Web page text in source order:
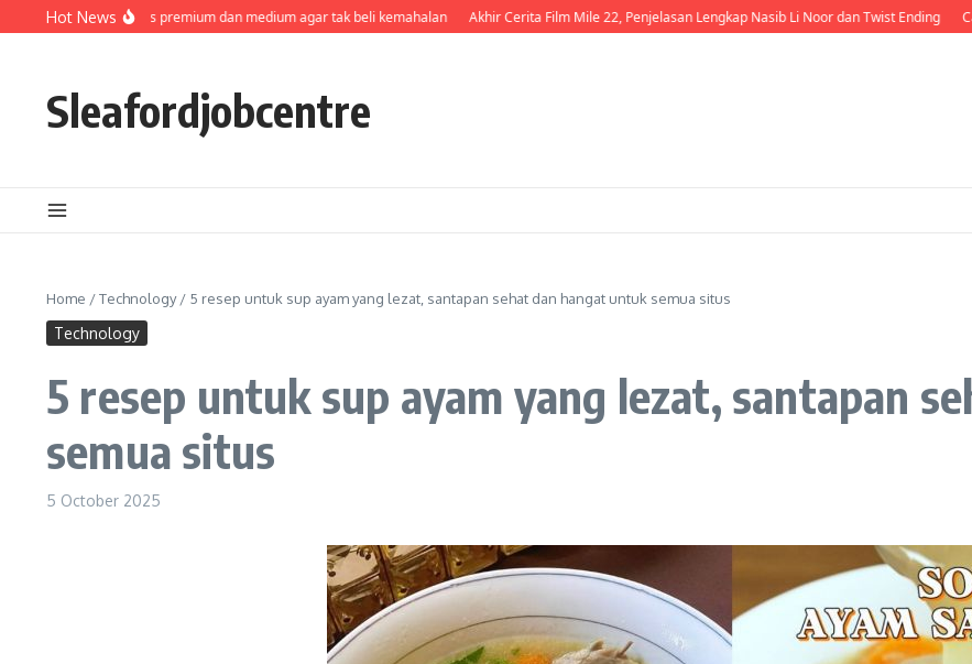
Skip to content
Hot News
kualitas premium dan medium agar tak beli kemahalan Akhir Cerita Film Mile 22, Penjelasan Lengkap Nasib Li Noor dan Twist Ending Cara
Sleafordjobcentre
Home /Technology/ 5 resep untuk sup ayam yang lezat, santapan sehat dan hangat untuk semua situs
Technology
5 resep untuk sup ayam yang lezat, santapan
semua situs
5 October 2025